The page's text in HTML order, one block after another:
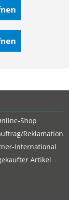
Shop
Reklamation
International
Artikel